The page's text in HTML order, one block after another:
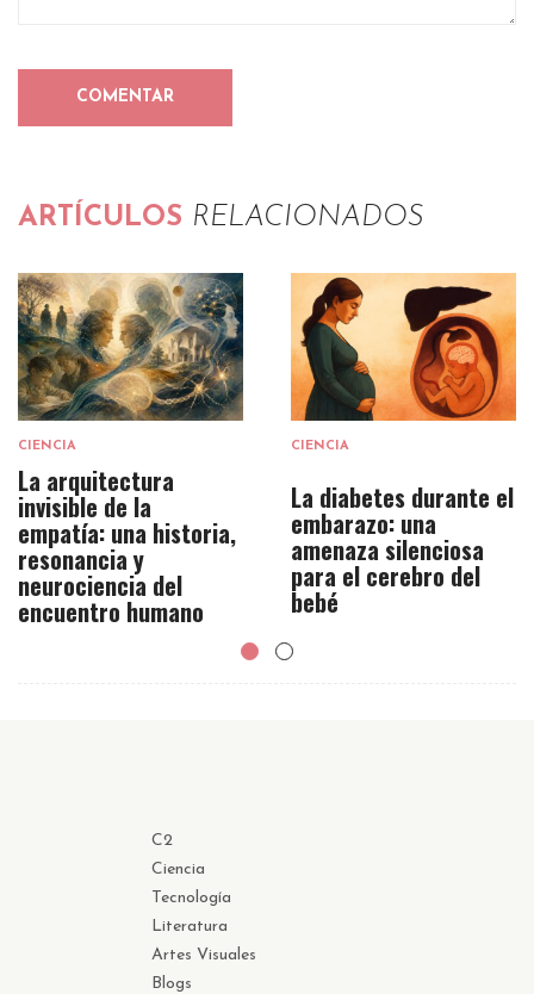
ARTÍCULOS RELACIONADOS
CIENCIA
La arquitectura
invisible de la
empatía: una historia,
resonancia y
neurociencia del
encuentro humano
CIENCIA
La diabetes durante el
embarazo: una
amenaza silenciosa
para el cerebro del
bebé
C2
Ciencia
Tecnología
Literatura
Artes Visuales
Blogs